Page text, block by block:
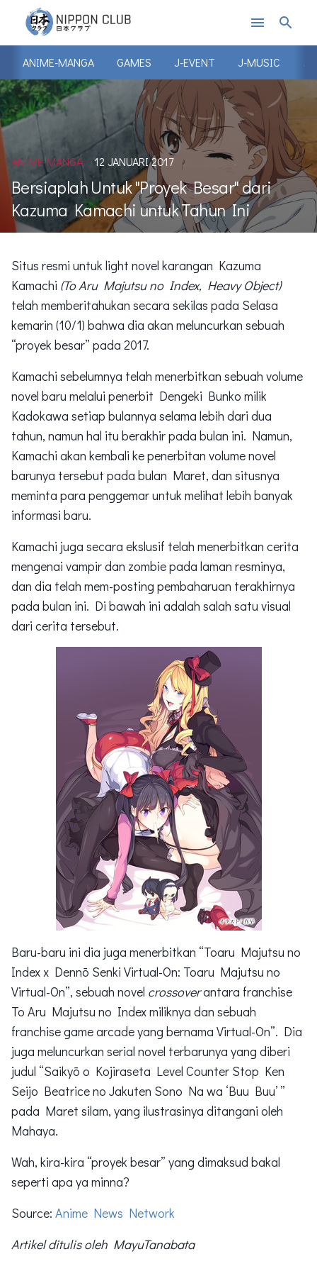
menu search
ANIME-MANGA GAMES J-EVENT J-MUSIC J-
ANIME-MANGA 12 JANUARI 2017
Bersiaplah Untuk "Proyek Besar" dari
Kazuma Kamachi untuk Tahun Ini
Situs resmi untuk light novel karangan Kazuma
Kamachi (To Aru Majutsu no Index, Heavy Object)
telah memberitahukan secara sekilas pada Selasa
kemarin (10/1) bahwa dia akan meluncurkan sebuah
“proyek besar” pada 2017.
Kamachi sebelumnya telah menerbitkan sebuah volume
novel baru melalui penerbit Dengeki Bunko milik
Kadokawa setiap bulannya selama lebih dari dua
tahun, namun hal itu berakhir pada bulan ini. Namun,
Kamachi akan kembali ke penerbitan volume novel
barunya tersebut pada bulan Maret, dan situsnya
meminta para penggemar untuk melihat lebih banyak
informasi baru.
Kamachi juga secara ekslusif telah menerbitkan cerita
mengenai vampir dan zombie pada laman resminya,
dan dia telah mem-posting pembaharuan terakhirnya
pada bulan ini. Di bawah ini adalah salah satu visual
dari cerita tersebut.
Baru-baru ini dia juga menerbitkan “Toaru Majutsu no
Index x Dennō Senki Virtual-On: Toaru Majutsu no
Virtual-On”, sebuah novel crossoverantara franchise
To Aru Majutsu no Index miliknya dan sebuah
franchise game arcade yang bernama Virtual-On”. Dia
juga meluncurkan serial novel terbarunya yang diberi
judul “Saikyō o Kojiraseta Level Counter Stop Ken
Seijo Beatrice no Jakuten Sono Na wa ‘Buu Buu’ ”
pada Maret silam, yang ilustrasinya ditangani oleh
Mahaya.
Wah, kira-kira “proyek besar” yang dimaksud bakal
seperti apa ya minna?
Source: Anime News Network
Artikel ditulis oleh MayuTanabata